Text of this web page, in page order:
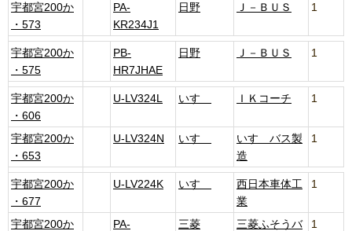
宇都宮200か
・573
PA-
KR234J1
日野 Ｊ－ＢＵＳ 1
宇都宮200か
・575
PB-
HR7JHAE
日野 Ｊ－ＢＵＳ 1
宇都宮200か
・606
U-LV324L いすゞ ＩＫコーチ 1
宇都宮200か
・653
U-LV324N いすゞ
いすゞバス製
造
1
宇都宮200か
・677
U-LV224K いすゞ
西日本車体工
業
1
宇都宮200か
PA-
三菱
三菱ふそうバ
1